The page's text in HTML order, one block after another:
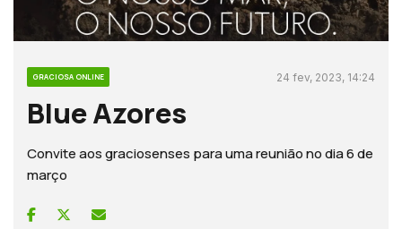
GRACIOSA ONLINE 24 fev, 2023, 14:24
Blue Azores
Convite aos graciosenses para uma reunião no dia 6 de
março